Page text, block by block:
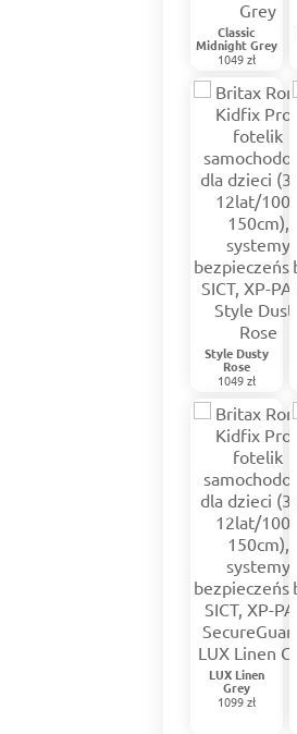
Classic
Midnight Grey
1049 zł
Style Dusty
Rose
1049 zł
LUX Linen
Grey
1099 zł